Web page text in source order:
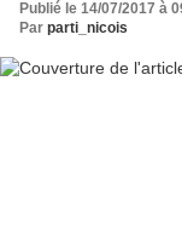
Publié le 14/07/2017 à
Par parti_nicois